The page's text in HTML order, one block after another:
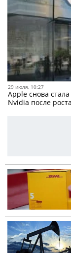
29 июля, 10:27
Apple снова
Nvidia после